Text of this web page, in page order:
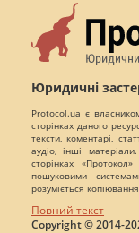
Юридичні
Protocol.ua є
сторінках даного
тексти, коментарі,
аудіо, інші
сторінках
пошуковими
розуміється
Повний текст
Copyright © 2014-